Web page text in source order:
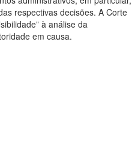
respectivas decisões. A Corte
à análise da
em causa.